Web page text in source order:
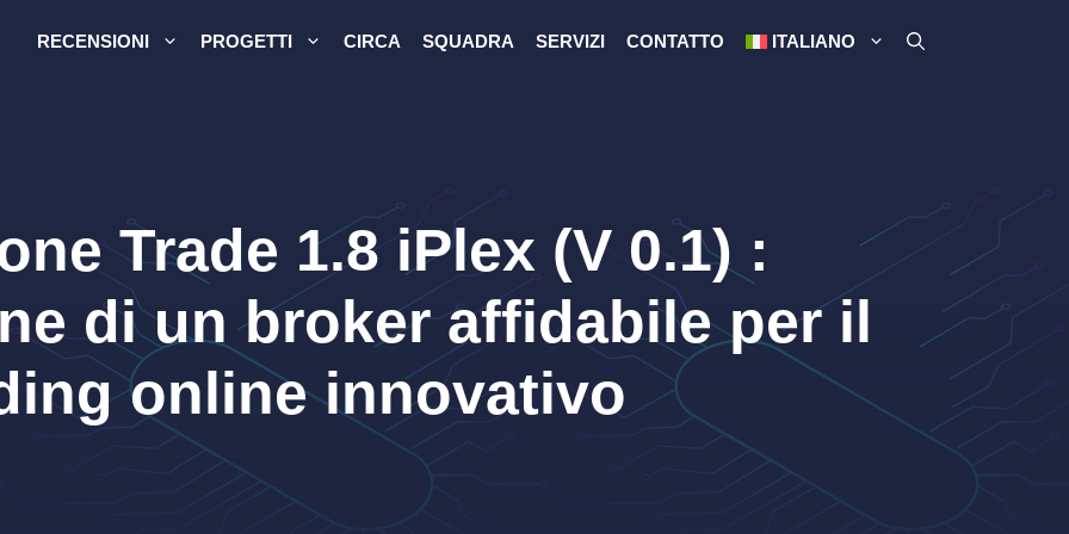
RECENSIONI PROGETTI CIRCA SQUADRA SERVIZI CONTATTO ITALIANO
Trade 1.8 iPlex (V 0.1) :
di un broker affidabile per il
online innovativo